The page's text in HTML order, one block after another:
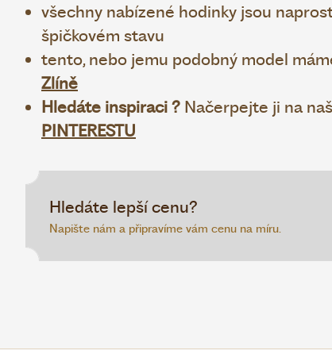
všechny nabízené hodinky jsou
špičkovém stavu
tento, nebo jemu podobný model
Zlíně
Hledáte inspiraci ? Načerpejte ji na
PINTERESTU
Hledáte lepší cenu?
Napište nám a připravíme vám cenu na míru.